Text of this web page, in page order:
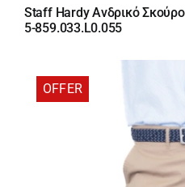
price
was:
τρέχουσα
τιμή
Staff Hardy Ανδρικό
5-859.033.L0.055
OFFER